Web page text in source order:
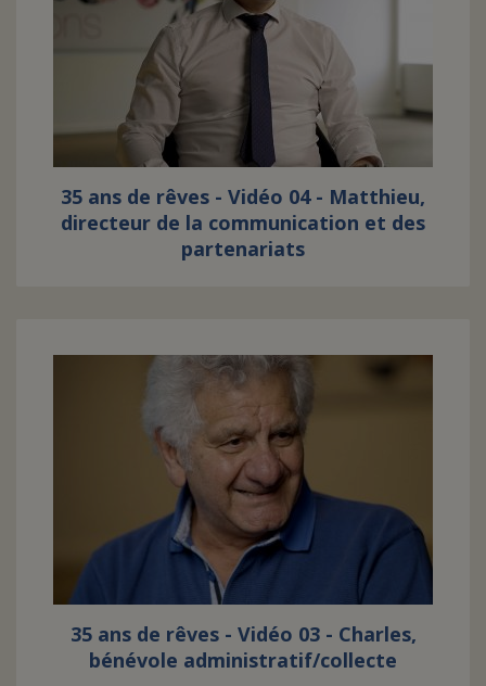
35 ans de rêves - Vidéo 04 - Matthieu,
directeur de la communication et des
partenariats
35 ans de rêves - Vidéo 03 - Charles,
bénévole administratif/collecte